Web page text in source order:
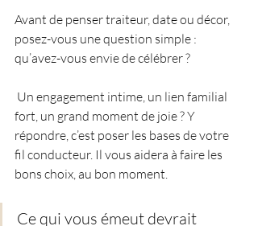
Avant de penser traiteur, date ou décor,
posez-vous une question simple :
qu’avez-vous envie de célébrer ?
fort, un grand moment de joie ? Y
répondre, c’est poser les bases de votre
fil conducteur. Il vous aidera à faire les
bons choix, au bon moment.
Ce qui vous émeut devrait